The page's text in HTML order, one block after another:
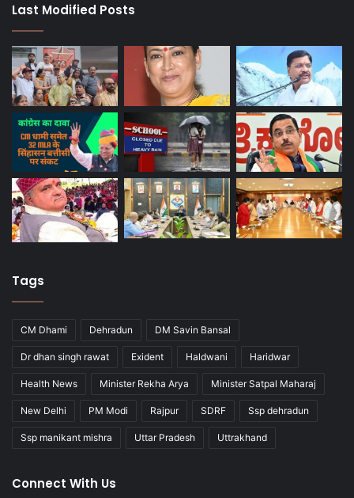
Last Modified Posts
Tags
CM Dhami Dehradun DM Savin Bansal
Dr dhan singh rawat Exident Haldwani Haridwar
Health News Minister Rekha Arya Minister Satpal Maharaj
New Delhi PM Modi Rajpur SDRF Ssp dehradun
Ssp manikant mishra Uttar Pradesh Uttrakhand
Connect With Us